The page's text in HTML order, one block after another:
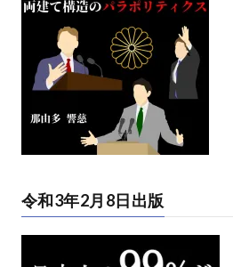
令和3年2月8日出版